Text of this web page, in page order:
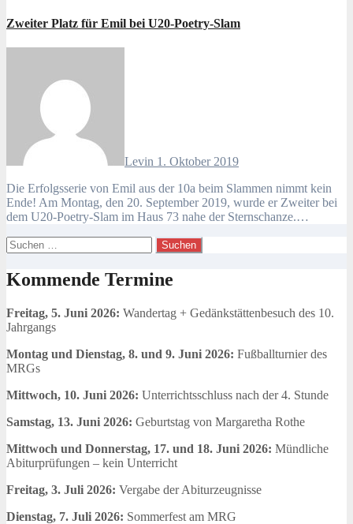
Zweiter Platz für Emil bei U20-Poetry-Slam
Levin 1. Oktober 2019
Die Erfolgsserie von Emil aus der 10a beim Slammen nimmt kein
Ende! Am Montag, den 20. September 2019, wurde er Zweiter bei
dem U20-Poetry-Slam im Haus 73 nahe der Sternschanze.…
Suchen
nach:
Kommende Termine
Freitag, 5. Juni 2026: Wandertag + Gedänkstättenbesuch des 10.
Jahrgangs
Montag und Dienstag, 8. und 9. Juni 2026: Fußballturnier des
MRGs
Mittwoch, 10. Juni 2026: Unterrichtsschluss nach der 4. Stunde
Samstag, 13. Juni 2026: Geburtstag von Margaretha Rothe
Mittwoch und Donnerstag, 17. und 18. Juni 2026: Mündliche
Abiturprüfungen – kein Unterricht
Freitag, 3. Juli 2026: Vergabe der Abiturzeugnisse
Dienstag, 7. Juli 2026: Sommerfest am MRG